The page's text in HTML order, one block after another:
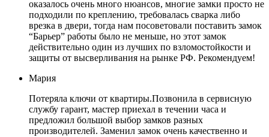
оказалось очень много нюансов, многие замки просто не
подходили по креплению, требовалась сварка либо
врезка в двери, тогда нам посоветовали поставить замок
“Барьер” работы было не меньше, но этот замок
действительно один из лучших по взломостойкости и
защиты от высверливания на рынке РФ. Рекомендуем!
Мария
Потеряла ключи от квартиры.Позвонила в сервисную
службу гарант, мастер приехал в течении часа и
предложил большой выбор замков разных
производителей. Заменил замок очень качественно и